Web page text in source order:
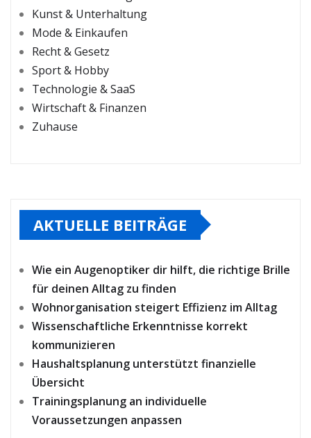
Kunst & Unterhaltung
Mode & Einkaufen
Recht & Gesetz
Sport & Hobby
Technologie & SaaS
Wirtschaft & Finanzen
Zuhause
AKTUELLE BEITRÄGE
Wie ein Augenoptiker dir hilft, die richtige Brille
für deinen Alltag zu finden
Wohnorganisation steigert Effizienz im Alltag
Wissenschaftliche Erkenntnisse korrekt
kommunizieren
Haushaltsplanung unterstützt finanzielle
Übersicht
Trainingsplanung an individuelle
Voraussetzungen anpassen